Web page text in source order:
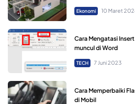
Ekonomi 10 Maret
Cara Mengatasi
muncul di Word
TECH 7 Juni 2023
Cara Memperbaiki
di Mobil